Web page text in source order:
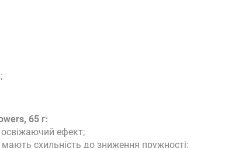
65 г:
освіжаючий ефект;
схильність до зниження пружності;